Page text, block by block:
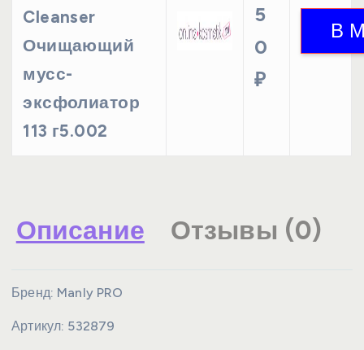
Cleanser
Очищающий
мусс-
эксфолиатор
113 г5.002
5
0
₽
Описание Отзывы (0)
Бренд: Manly PRO
Артикул: 532879